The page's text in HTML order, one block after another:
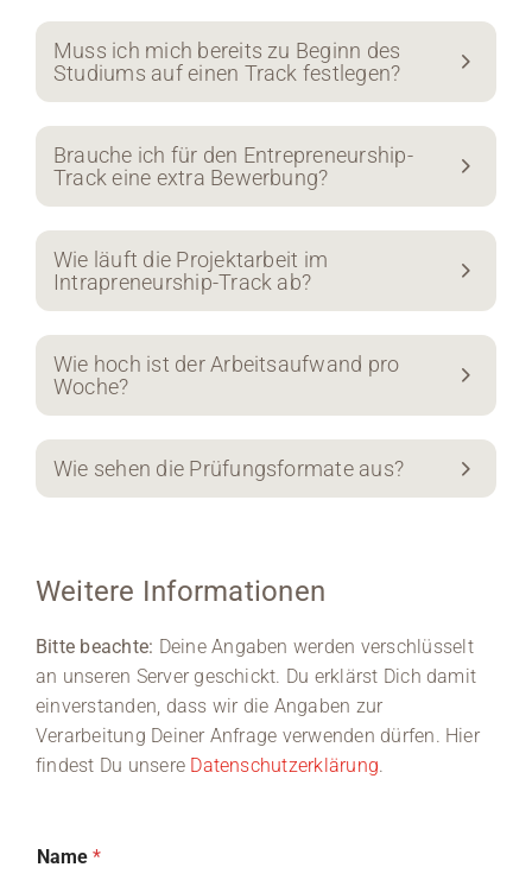
Muss ich mich bereits zu Beginn des
Studiums auf einen Track festlegen?
Brauche ich für den Entrepreneurship-
Track eine extra Bewerbung?
Wie läuft die Projektarbeit im
Intrapreneurship-Track ab?
Wie hoch ist der Arbeitsaufwand pro
Woche?
Wie sehen die Prüfungsformate aus?
Weitere Informationen
Bitte beachte: Deine Angaben werden verschlüsselt
an unseren Server geschickt. Du erklärst Dich damit
einverstanden, dass wir die Angaben zur
Verarbeitung Deiner Anfrage verwenden dürfen. Hier
findest Du unsere Datenschutzerklärung.
Name *